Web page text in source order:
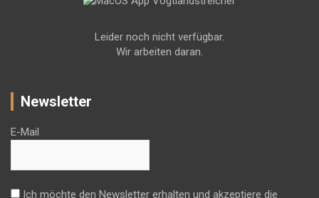
Leider noch nicht verfügbar.
Wir arbeiten daran.
Newsletter
E-Mail
Ich möchte den Newsletter erhalten und akzeptiere die